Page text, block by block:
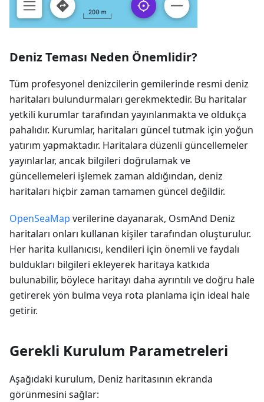
Deniz Teması Neden Önemlidir?
Tüm profesyonel denizcilerin gemilerinde resmi deniz
haritaları bulundurmaları gerekmektedir. Bu haritalar
yetkili kurumlar tarafından yayınlanmakta ve oldukça
pahalıdır. Kurumlar, haritaları güncel tutmak için yoğun
yatırım yapmaktadır. Haritalara düzenli güncellemeler
yayınlarlar, ancak bilgileri doğrulamak ve
güncellemeleri işlemek zaman aldığından, deniz
haritaları hiçbir zaman tamamen güncel değildir.
OpenSeaMap verilerine dayanarak, OsmAnd Deniz
haritaları onları kullanan kişiler tarafından oluşturulur.
Her harita kullanıcısı, kendileri için önemli ve faydalı
buldukları bilgileri ekleyerek haritaya katkıda
bulunabilir, böylece haritayı daha ayrıntılı ve doğru hale
getirerek yön bulma veya rota planlama için ideal hale
getirir.
Gerekli Kurulum Parametreleri
Aşağıdaki kurulum, Deniz haritasının ekranda
görünmesini sağlar: